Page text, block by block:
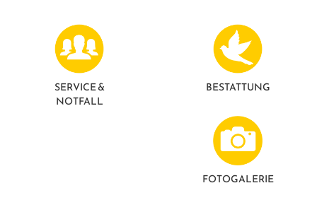
SERVICE &
NOTFALL
BESTATTUNG
FOTO­GALERIE